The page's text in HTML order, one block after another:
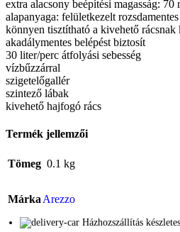
extra alacsony beépítési magasság: 70
alapanyaga: felületkezelt rozsdamentes
könnyen tisztítható a kivehető rácsnak
akadálymentes belépést biztosít
30 liter/perc átfolyási sebesség
vízbűzzárral
szigetelőgallér
szintező lábak
kivehető hajfogó rács
Termék jellemzői
Tömeg 0.1 kg
Márka Arezzo
Házhozszállítás